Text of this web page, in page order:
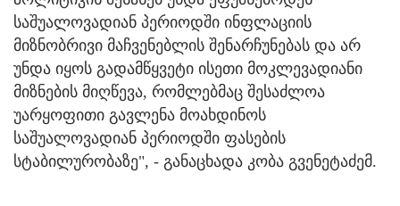
საშუალოვადიან პერიოდში ინფლაციის
მიზნობრივი მაჩვენებლის შენარჩუნებას და არ
უნდა იყოს გადამწყვეტი ისეთი მოკლევადიანი
მიზნების მიღწევა, რომლებმაც შესაძლოა
უარყოფითი გავლენა მოახდინოს
საშუალოვადიან პერიოდში ფასების
სტაბილურობაზე", - განაცხადა კობა გვენეტაძემ.